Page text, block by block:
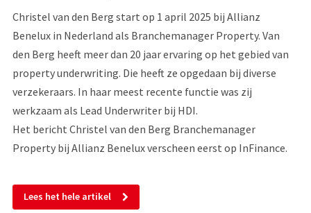
Christel van den Berg start op 1 april 2025 bij Allianz
Benelux in Nederland als Branchemanager Property. Van
den Berg heeft meer dan 20 jaar ervaring op het gebied van
property underwriting. Die heeft ze opgedaan bij diverse
verzekeraars. In haar meest recente functie was zij
werkzaam als Lead Underwriter bij HDI.
Het bericht Christel van den Berg Branchemanager
Property bij Allianz Benelux verscheen eerst op InFinance.
Lees het hele artikel